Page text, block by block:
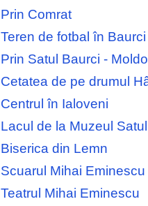
Prin Comrat
Teren de fotbal în
Prin Satul Baurci -
Cetatea de pe drumul
Centrul în Ialoveni
Lacul de la Muzeul
Biserica din Lemn
Scuarul Mihai Eminescu
Teatrul Mihai Eminescu